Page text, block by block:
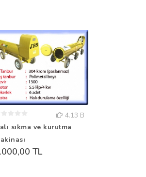
4.13 B
sıkma ve kurutma
TL